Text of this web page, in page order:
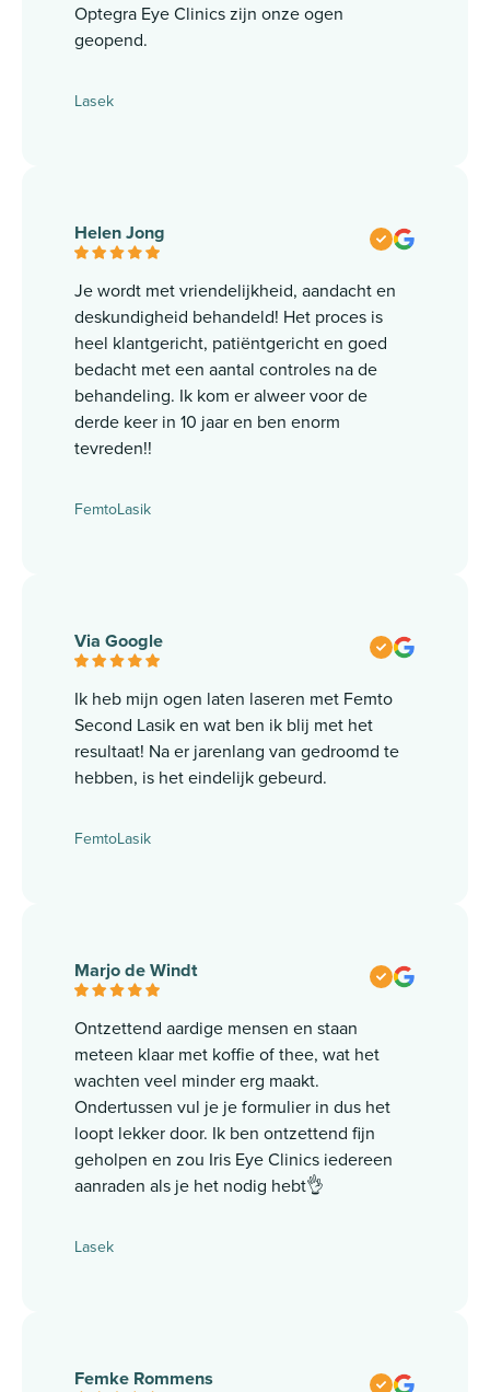
Optegra Eye Clinics zijn onze ogen
geopend.
Lasek
Helen Jong
Je wordt met vriendelijkheid, aandacht en
deskundigheid behandeld! Het proces is
heel klantgericht, patiëntgericht en goed
bedacht met een aantal controles na de
behandeling. Ik kom er alweer voor de
derde keer in 10 jaar en ben enorm
tevreden!!
FemtoLasik
Via Google
Ik heb mijn ogen laten laseren met Femto
Second Lasik en wat ben ik blij met het
resultaat! Na er jarenlang van gedroomd te
hebben, is het eindelijk gebeurd.
FemtoLasik
Marjo de Windt
Ontzettend aardige mensen en staan
meteen klaar met koffie of thee, wat het
wachten veel minder erg maakt.
Ondertussen vul je je formulier in dus het
loopt lekker door. Ik ben ontzettend fijn
geholpen en zou Iris Eye Clinics iedereen
aanraden als je het nodig hebt👌
Lasek
Femke Rommens